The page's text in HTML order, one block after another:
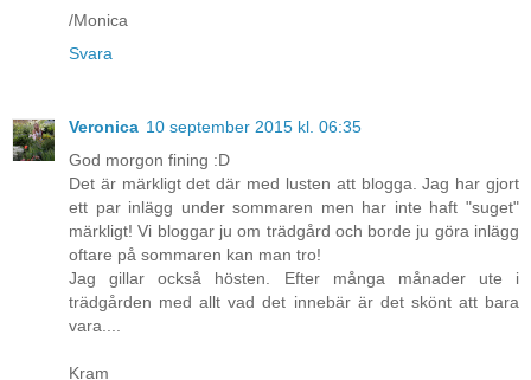
/Monica
Svara
Veronica 10 september 2015 kl. 06:35
God morgon fining :D
Det är märkligt det där med lusten att blogga. Jag har gjort
ett par inlägg under sommaren men har inte haft "suget"
märkligt! Vi bloggar ju om trädgård och borde ju göra inlägg
oftare på sommaren kan man tro!
Jag gillar också hösten. Efter många månader ute i
trädgården med allt vad det innebär är det skönt att bara
vara....
Kram